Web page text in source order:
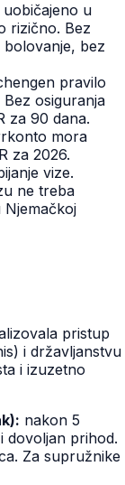
uobičajeno u
rizično. Bez
bez
pravilo
osiguranja
za 90 dana.
mora
za 2026.
vize.
ne treba
Njemačkoj
pristup
i državljanstvu
i izuzetno
nakon 5
dovoljan prihod.
Za supružnike